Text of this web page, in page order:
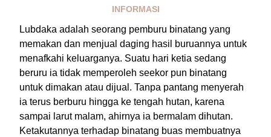
INFORMASI
Lubdaka adalah seorang pemburu binatang yang
memakan dan menjual daging hasil buruannya untuk
menafkahi keluarganya. Suatu hari ketia sedang
beruru ia tidak memperoleh seekor pun binatang
untuk dimakan atau dijual. Tanpa pantang menyerah
ia terus berburu hingga ke tengah hutan, karena
sampai larut malam, ahirnya ia bermalam dihutan.
Ketakutannya terhadap binatang buas membuatnya